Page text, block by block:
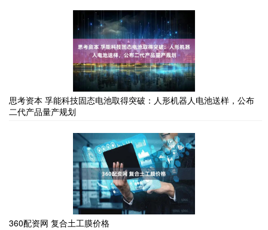
思考资本 孚能科技固态电池取得突破：人形机器人电池送样，公布
二代产品量产规划
360配资网 复合土工膜价格